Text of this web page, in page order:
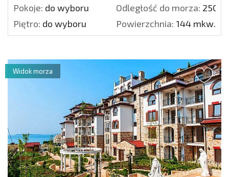
Pokoje: do wyboru Odległość do morza: 250
Piętro: do wyboru Powierzchnia: 144 mkw.
Widok morza